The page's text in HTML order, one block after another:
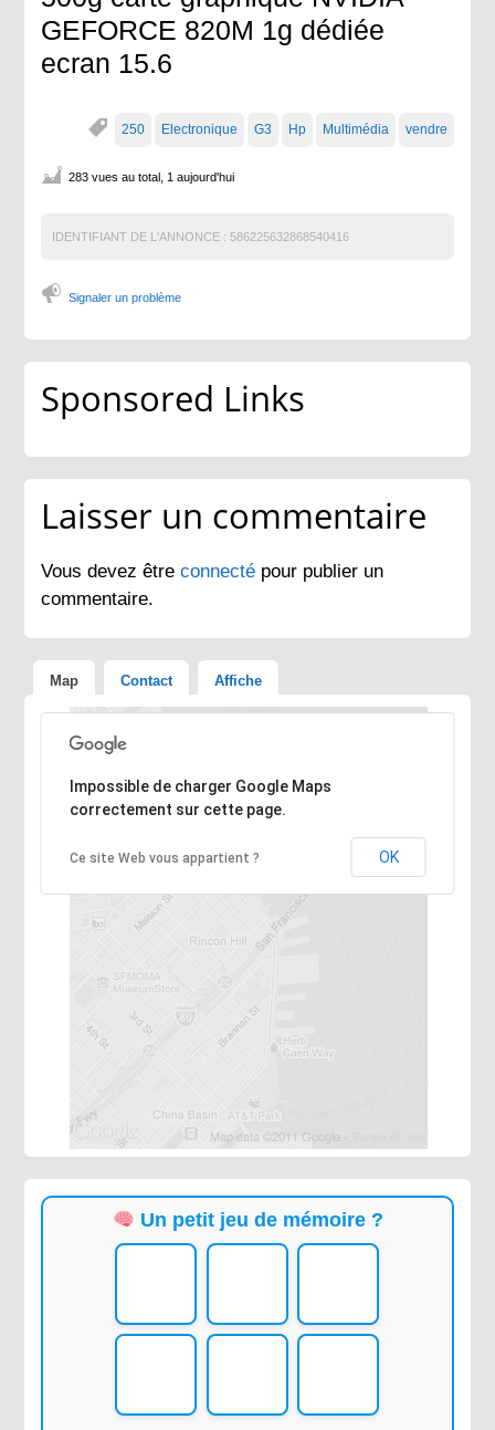
GEFORCE 820M 1g dédiée
ecran 15.6
250 Electronique G3 Hp Multimédia vendre
283 vues au total, 1 aujourd'hui
IDENTIFIANT DE L'ANNONCE : 586225632868540416
Signaler un problème
Sponsored Links
Laisser un commentaire
Vous devez êtreconnecté pour publier un
commentaire.
Map Contact Affiche
Désolé, l'adresse n'a pas pu être trouvée.
Impossible de charger Google Maps
correctement sur cette page.
Ce site Web vous appartient ? OK
Un petit jeu de mémoire ?